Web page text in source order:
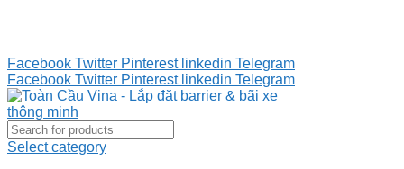
Facebook Twitter Pinterest linkedin Telegram
Facebook Twitter Pinterest linkedin Telegram
Select category